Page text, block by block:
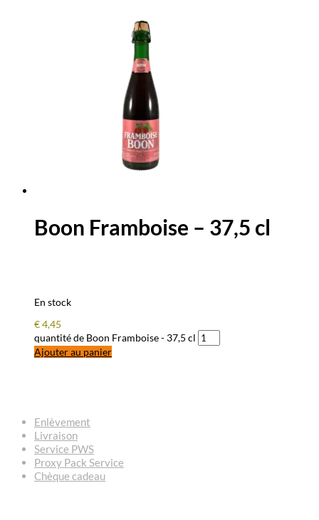
Boon Framboise – 37,5 cl
En stock
€4,45
quantité de Boon Framboise - 37,5 cl
Ajouter au panier
Enlèvement
Livraison
Service PWS
Proxy Pack Service
Chèque cadeau